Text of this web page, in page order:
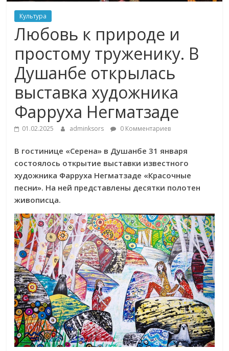
Культура
Любовь к природе и
простому труженику. В
Душанбе открылась
выставка художника
Фарруха Негматзаде
01.02.2025 adminksors 0 Комментариев
В гостинице «Серена» в Душанбе 31 января
состоялось открытие выставки известного
художника Фарруха Негматзаде «Красочные
песни». На ней представлены десятки полотен
живописца.